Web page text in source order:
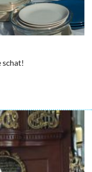
schat!